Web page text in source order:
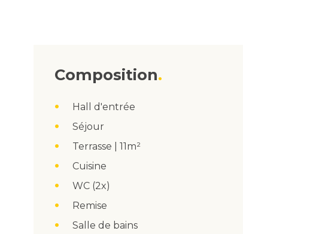
Composition
Hall d'entrée
Séjour
Terrasse | 11m²
Cuisine
WC (2x)
Remise
Salle de bains